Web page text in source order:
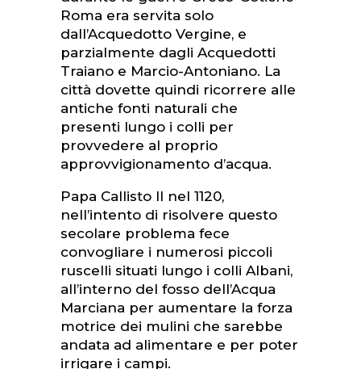
Roma era servita solo
dall’Acquedotto Vergine, e
parzialmente dagli Acquedotti
Traiano e Marcio-Antoniano. La
città dovette quindi ricorrere alle
antiche fonti naturali che
presenti lungo i colli per
provvedere al proprio
approvvigionamento d’acqua.
Papa Callisto II nel 1120,
nell’intento di risolvere questo
secolare problema fece
convogliare i numerosi piccoli
ruscelli situati lungo i colli Albani,
all’interno del fosso dell’Acqua
Marciana per aumentare la forza
motrice dei mulini che sarebbe
andata ad alimentare e per poter
irrigare i campi.